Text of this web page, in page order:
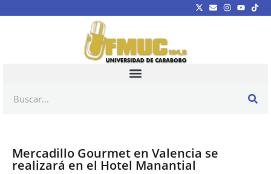
Mercadillo Gourmet en Valencia se
realizará en el Hotel Manantial